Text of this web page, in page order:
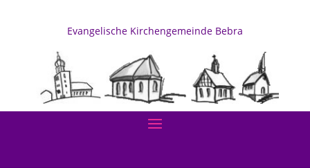
Evangelische Kirchengemeinde Bebra